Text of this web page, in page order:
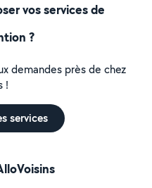
vos services de
?
demandes près de chez
!
services